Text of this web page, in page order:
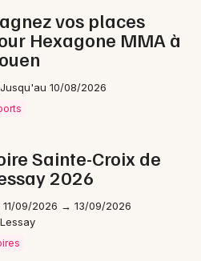
vos places
Hexagone MMA à
Jusqu'au 10/08/2026
Sainte-Croix de
2026
11/09/2026 → 13/09/2026
Lessay